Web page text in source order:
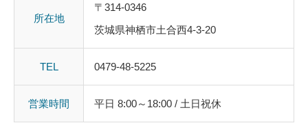
所在地
〒314-0346
茨城県神栖市土合西4-3-20
TEL 0479-48-5225
営業時間 平日 8:00～18:00 / 土日祝休